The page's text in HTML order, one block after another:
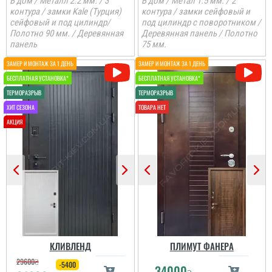
Ніна Гопкало
контура / замки Kale (Турция)
сейфовый и под цилиндр/
Полотно 90 мм. / Деревянная
панель
контура / замки сейфовый и
под цилиндр с поворотником /
Деревянная панель / Полотно
75 мм.
КЛИВЛЕНД
29600₴ -5400
ПЛИМУТ ФАНЕРА